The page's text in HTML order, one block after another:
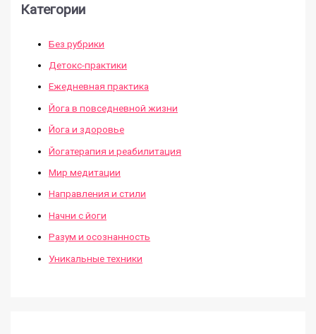
Категории
Без рубрики
Детокс-практики
Ежедневная практика
Йога в повседневной жизни
Йога и здоровье
Йогатерапия и реабилитация
Мир медитации
Направления и стили
Начни с йоги
Разум и осознанность
Уникальные техники